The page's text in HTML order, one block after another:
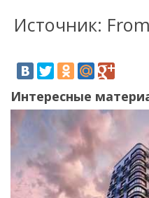
Источник:
Интересные